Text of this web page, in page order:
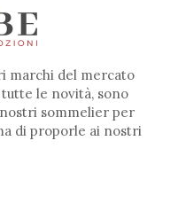
marchi del mercato
le novità, sono
sommelier per
di proporle ai nostri